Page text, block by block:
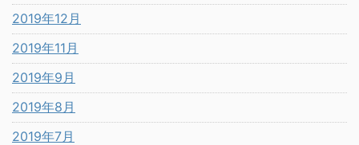
2019年12月
2019年11月
2019年9月
2019年8月
2019年7月